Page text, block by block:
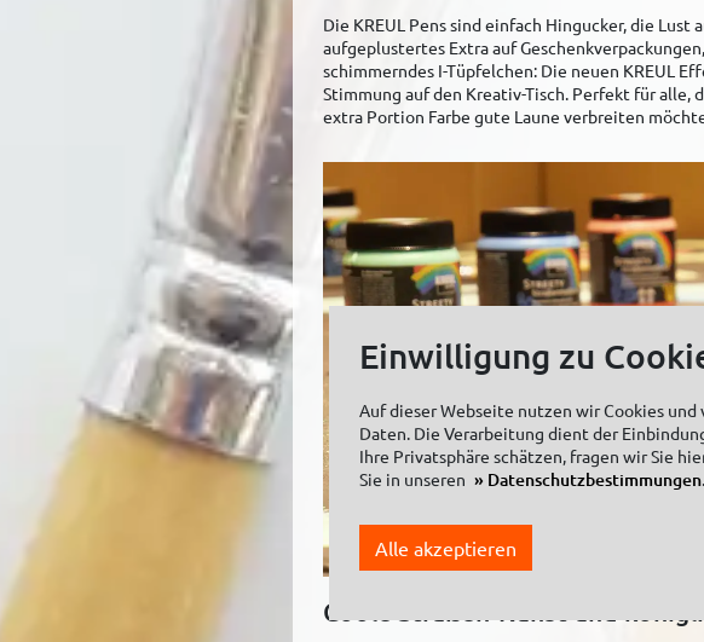
Die KREUL Pens sind einfach Hingucker, die Lust
aufgeplustertes Extra auf
schimmerndes I-Tüpfelchen: Die neuen KREUL
Stimmung auf den Kreativ-Tisch. Perfekt für alle,
extra Portion Farbe gute Laune verbreiten
Coole Straßen-Kunst und
Einwilligung zu
Auf dieser Webseite nutzen wir Cookies
Daten. Die Verarbeitung dient der
Ihre Privatsphäre schätzen, fragen wir Sie
Sie in unseren
Datenschutzbestimmungen.
Alle akzeptieren